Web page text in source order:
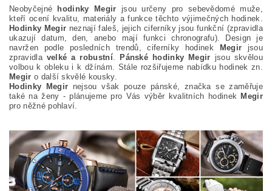
Neobyčejné hodinky Megir jsou určeny pro sebevědomé muže,
kteří ocení kvalitu, materiály a funkce těchto výjimečných hodinek.
Hodinky Megir neznají faleš, jejich ciferníky jsou funkční (zpravidla
ukazují datum, den, anebo mají funkci chronografu). Design je
navržen podle posledních trendů, ciferníky hodinek
Megir jsou
zpravidlavelké a robustní. Pánské hodinky Megir jsou skvělou
volbou k obleku i k džínám. Stále rozšiřujeme nabídku hodinek zn.
Megir o další skvělé kousky.
Hodinky Megir nejsou však pouze pánské, značka se zaměřuje
také na ženy - plánujeme pro Vás výběr kvalitních hodinek Megir
pro něžné pohlaví.